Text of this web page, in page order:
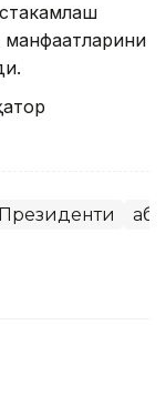
манфаатларини
Президенти